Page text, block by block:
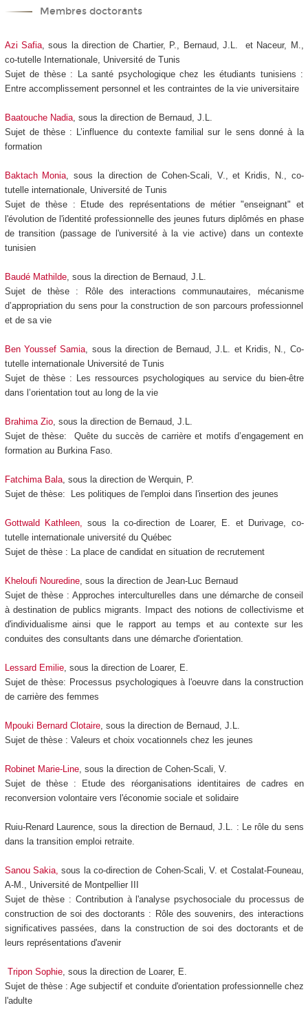
Membres doctorants
Azi Safia, sous la direction de Chartier, P., Bernaud, J.L. et Naceur, M.,
co-tutelle Internationale, Université de Tunis
Sujet de thèse : La santé psychologique chez les étudiants tunisiens :
Entre accomplissement personnel et les contraintes de la vie universitaire
Baatouche Nadia, sous la direction de Bernaud, J.L.
Sujet de thèse : L’influence du contexte familial sur le sens donné à la
formation
Baktach Monia , sous la direction de Cohen-Scali, V., et Kridis, N., co-
tutelle internationale, Université de Tunis
Sujet de thèse : Etude des représentations de métier "enseignant" et
l'évolution de l'identité professionnelle des jeunes futurs diplômés en phase
de transition (passage de l'université à la vie active) dans un contexte
tunisien
Baudé Mathilde, sous la direction de Bernaud, J.L.
Sujet de thèse : Rôle des interactions communautaires, mécanisme
d’appropriation du sens pour la construction de son parcours professionnel
et de sa vie
Ben Youssef Samia , sous la direction de Bernaud, J.L. et Kridis, N., Co-
tutelle internationale Université de Tunis
Sujet de thèse :
Les ressources psychologiques au service du bien-être
dans l’orientation tout au long de la vie
Brahima Zio, sous la direction de Bernaud, J.L.
Sujet de thèse: Quête du succès de carrière et motifs d’engagement en
formation au Burkina Faso.
Fatchima Bala, sous la direction de Werquin, P.
Sujet de thèse: Les politiques de l'emploi dans l'insertion des jeunes
Gottwald Kathleen,
sous la co-direction de Loarer, E. et Durivage, co-
tutelle internationale université du Québec
Sujet de thèse : La place de candidat en situation de recrutement
Kheloufi Nouredine, sous la direction de Jean-Luc Bernaud
Sujet de thèse : Approches interculturelles dans une démarche de conseil
à destination de publics migrants. Impact des notions de collectivisme et
d'individualisme ainsi que le rapport au temps et au contexte sur les
conduites des consultants dans une démarche d'orientation.
Lessard Emilie, sous la direction de Loarer, E.
Sujet de thèse: Processus psychologiques à l'oeuvre dans la construction
de carrière des femmes
Mpouki Bernard Clotaire, sous la direction de Bernaud, J.L.
Sujet de thèse : Valeurs et choix vocationnels chez les jeunes
Robinet Marie-Line, sous la direction de Cohen-Scali, V.
Sujet de thèse : Etude des réorganisations identitaires de cadres en
reconversion volontaire vers l'économie sociale et solidaire
Ruiu-Renard Laurence, sous la direction de Bernaud, J.L. : Le rôle du sens
dans la transition emploi retraite.
Sanou Sakia, sous la co-direction de Cohen-Scali, V. et Costalat-Founeau,
A-M., Université de Montpellier III
Sujet de thèse : Contribution à l'analyse psychosociale du processus de
construction de soi des doctorants : Rôle des souvenirs, des interactions
significatives passées, dans la construction de soi des doctorants et de
leurs représentations d'avenir
Tripon Sophie, sous la direction de Loarer, E.
Sujet de thèse : Age subjectif et conduite d'orientation professionnelle chez
l'adulte